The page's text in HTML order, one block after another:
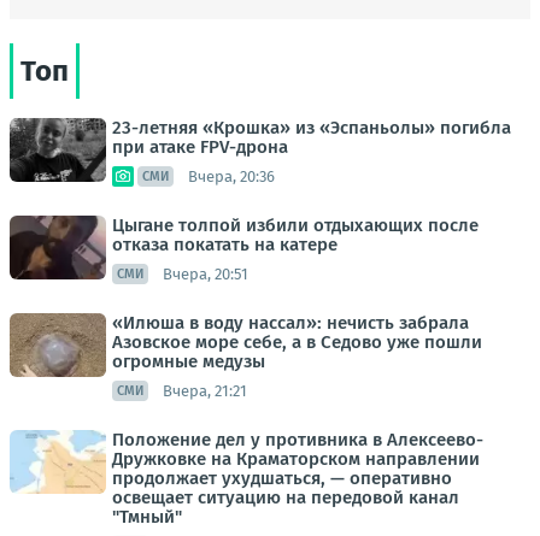
Топ
23-летняя «Крошка» из «Эспаньолы» погибла
при атаке FPV-дрона
СМИ Вчера, 20:36
Цыгане толпой избили отдыхающих после
отказа покатать на катере
СМИ Вчера, 20:51
«Илюша в воду нассал»: нечисть забрала
Азовское море себе, а в Седово уже пошли
огромные медузы
СМИ Вчера, 21:21
Положение дел у противника в Алексеево-
Дружковке на Краматорском направлении
продолжает ухудшаться, — оперативно
освещает ситуацию на передовой канал
"Тмный"